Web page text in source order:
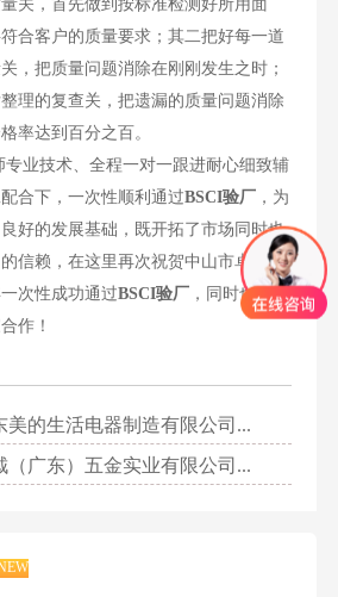
关，首先做到按标准检测好所用面
合客户的质量要求；其二把好每一道
，把质量问题消除在刚刚发生之时；
理的复查关，把遗漏的质量问题消除
率达到百分之百。
专业技术、全程一对一跟进耐心细致辅
合下，一次性顺利通过BSCI验厂 ，为
好的发展基础，既开拓了市场同时也
信赖，在这里再次祝贺中山市卓尔特
次性成功通过BSCI验厂 ，同时也期待
作！
美的生活电器制造有限公司...
（广东）五金实业有限公司...